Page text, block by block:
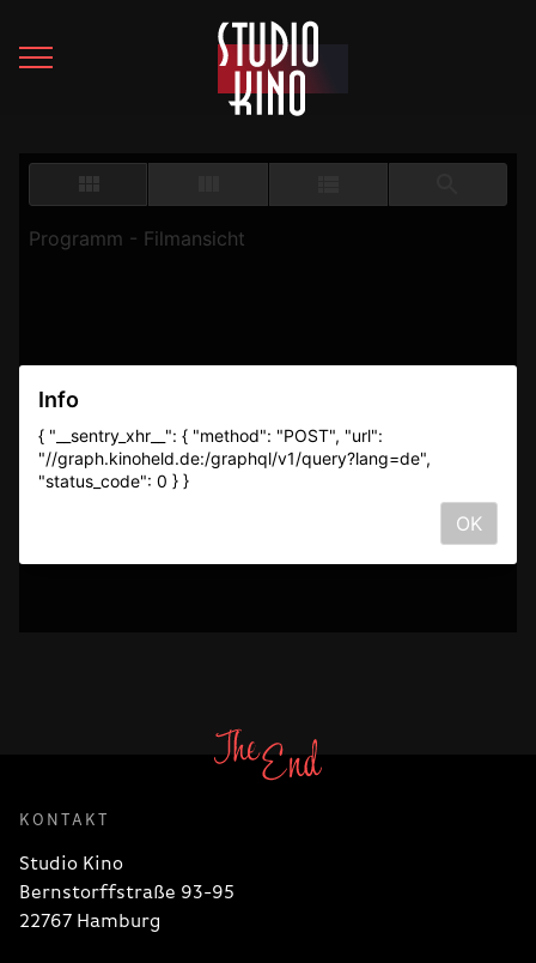
KONTAKT
Studio Kino
Bernstorffstraße 93-95
22767 Hamburg